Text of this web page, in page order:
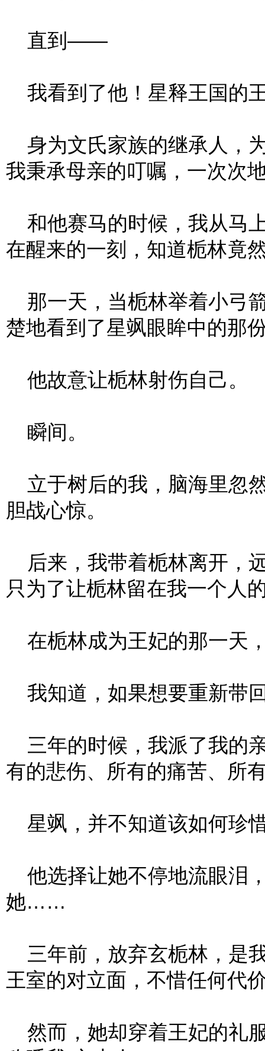
直到——
我看到了他！星释王国的
身为文氏家族的继承人，
我秉承母亲的叮嘱，一次次
和他赛马的时候，我从马
在醒来的一刻，知道栀林竟
那一天，当栀林举着小弓
楚地看到了星飒眼眸中的那
他故意让栀林射伤自己。
瞬间。
立于树后的我，脑海里忽
胆战心惊。
后来，我带着栀林离开，
只为了让栀林留在我一个人
在栀林成为王妃的那一天
我知道，如果想要重新带
三年的时候，我派了我的
有的悲伤、所有的痛苦、
星飒，并不知道该如何
他选择让她不停地流眼泪
她……
三年前，放弃玄栀林，是
王室的对立面，不惜任何代
然而，她却穿着王妃的礼